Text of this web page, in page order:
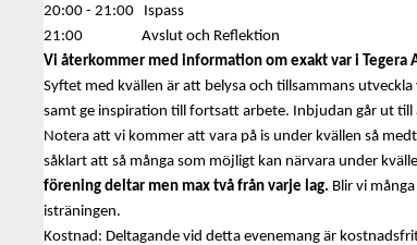
20:00 - 21:00
Ispass
21:00
Avslut och Reflektion
Vi återkommer med information om exakt var i Tegera
Syftet med kvällen är att belysa och tillsammans
samt ge inspiration till fortsatt arbete. Inbjudan går ut till
Notera att vi kommer att vara på is under kvällen så
såklart att så många som möjligt kan närvara under
förening deltar men max två från varje lag. Blir vi
isträningen.
Kostnad: Deltagande vid detta evenemang är